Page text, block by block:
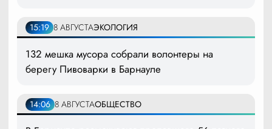
15:19 8 АВГУСТАЭКОЛОГИЯ
132 мешка мусора собрали волонтеры на
берегу Пивоварки в Барнауле
14:06 8 АВГУСТАОБЩЕСТВО